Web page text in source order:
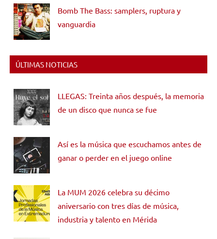
Bomb The Bass: samplers, ruptura y
vanguardia
ÚLTIMAS NOTICIAS
LLEGAS: Treinta años después, la memoria
de un disco que nunca se fue
Así es la música que escuchamos antes de
ganar o perder en el juego online
La MUM 2026 celebra su décimo
aniversario con tres días de música,
industria y talento en Mérida